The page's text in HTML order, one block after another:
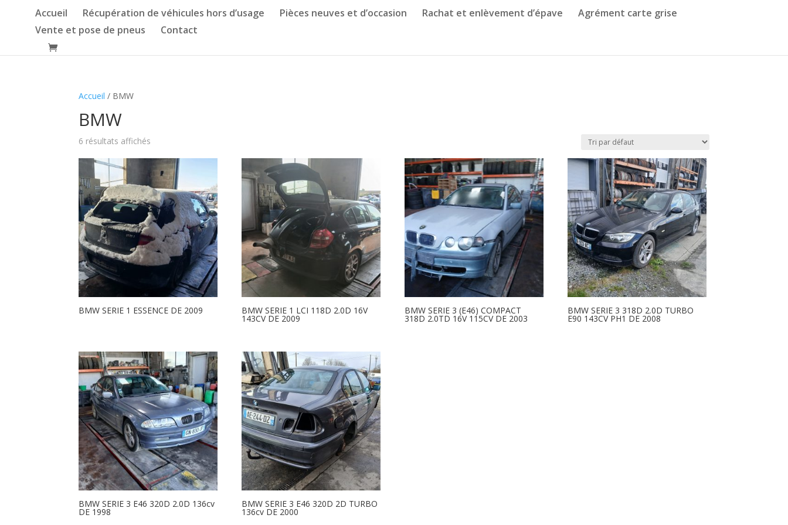
Accueil Récupération de véhicules hors d’usage Pièces neuves et d’occasion Rachat et enlèvement d’épave
Agrément carte grise
Vente et pose de pneus
Contact
Accueil / BMW
BMW
6 résultats affichés
BMW SERIE 1 ESSENCE DE 2009 BMW SERIE 1 LCI 118D 2.0D 16V
143CV DE 2009
BMW SERIE 3 (E46) COMPACT
318D 2.0TD 16V 115CV DE 2003
BMW SERIE 3 318D 2.0D TURBO
E90 143CV PH1 DE 2008
BMW SERIE 3 E46 320D 2.0D 136cv
DE 1998
BMW SERIE 3 E46 320D 2D TURBO
136cv DE 2000